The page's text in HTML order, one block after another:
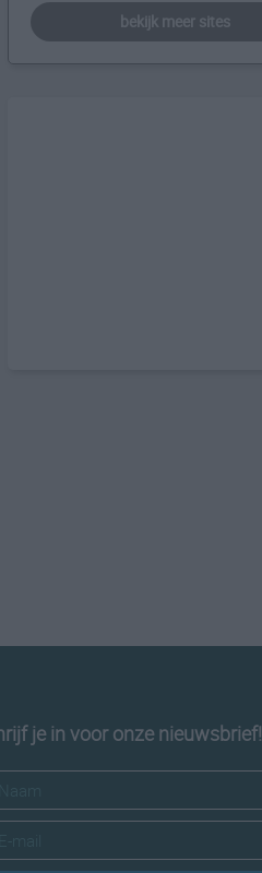
bekijk meer sites
je in voor onze nieuwsbrief!